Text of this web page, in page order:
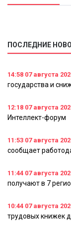
ПОСЛЕДНИЕ
14:58 07 августа
государства и
12:18 07 августа
Интеллект-форум
11:53 07 августа
сообщает
11:44 07 августа
получают в 7
10:44 07 августа
трудовых книжек